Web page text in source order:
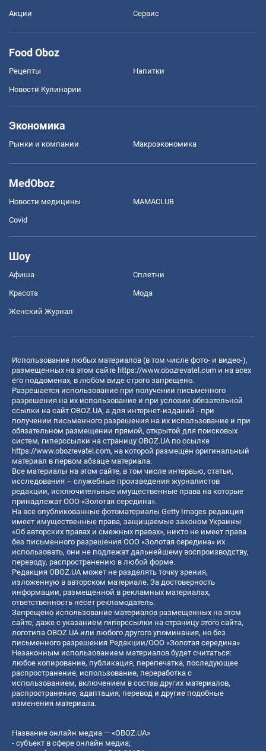
Акции Сервис
Food Oboz
Рецепты Напитки
Новости Кулинарии
Экономика
Рынки и компании Mакроэкономика
MedOboz
Новости медицины MAMACLUB
Covid
Шоу
Афиша Сплетни
Красота Мода
Женский Журнал
Использование любых материалов (в том числе фото- и видео-),
размещенных на этом сайте https://www.obozrevatel.com и на всех
его поддоменах, в любом виде строго запрещено.
Разрешается использование при получении письменного
разрешения на их использование и при условии обязательной
ссылки на сайт OBOZ.UA, а для интернет-изданий - при
получении письменного разрешения на их использование и при
обязательном размещении прямой, открытой для поисковых
систем, гиперссылки на страницу OBOZ.UA по ссылке
https://www.obozrevatel.com, на которой размещен оригинальный
материал в первом абзаце материала.
Все материалы на этом сайте, в том числе интервью, статьи,
исследования – служебные произведения журналистов
редакции, исключительные имущественные права на которые
принадлежат ООО «Золотая середина».
На все опубликованные фотоматериалы Getty Images редакция
имеет имущественные права, защищаемые законом Украины
«Об авторских правах и смежных правах», никто не имеет права
без письменного разрешения ООО «Золотая середина» их
использовать, они не подлежат дальнейшему воспроизводству,
переводу, распространению в любой форме.
Редакция OBOZ.UA может не разделять точку зрения,
изложенную в авторском материале. За достоверность
информации, размещенной в рекламных материалах,
ответственность несет рекламодатель.
Запрещено использование материалов размещенных на этом
сайте, даже с указанием гиперссылки на страницу этого сайта,
логотипа OBOZ.UA или любого другого упоминания, но без
письменного разрешения Редакции/ООО «Золотая середина»
Незаконным использованием материалов будет считаться:
любое копирование, публикация, перепечатка, последующее
распространение, использование, переработка с
использованием, включением в состав других материалов,
распространение, адаптация, перевод и другие подобные
изменения материала.
Название онлайн медиа — «OBOZ.UA»
- субъект в сфере онлайн медиа;